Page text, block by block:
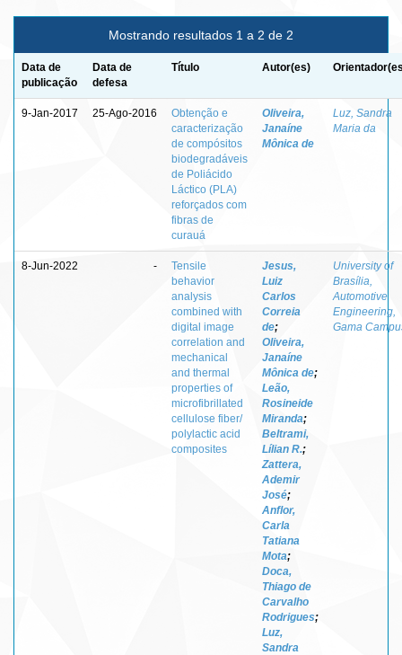
Mostrando resultados 1 a 2 de 2
Data de
publicação
Data de
defesa
Título Autor(es)
9-Jan-2017 25-Ago-2016
Obtenção e
caracterização
de compósitos
biodegradáveis
de Poliácido
Láctico (PLA)
reforçados com
fibras de
curauá
Oliveira,
Janaíne
Mônica de
Luz, Sandra
Maria da
8-Jun-2022 -
Tensile
behavior
analysis
combined with
digital image
correlation and
mechanical
and thermal
properties of
microfibrillated
cellulose fiber/
polylactic acid
composites
Jesus,
Luiz
Carlos
Correia
de;
Oliveira,
Janaíne
Mônica de;
Leão,
Rosineide
Miranda;
Beltrami,
Lílian R.;
Zattera,
Ademir
José;
Anflor,
Carla
Tatiana
Mota;
Doca,
Thiago de
Carvalho
Rodrigues;
Luz,
Sandra
University of
Brasília,
Automotive
Engineering,
Gama